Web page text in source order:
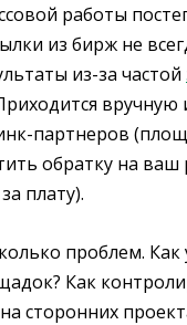
работы
из бирж не
из-за частой
вручную
партнеров
обратку на ваш
плату).
проблем. Как
Как
сторонних